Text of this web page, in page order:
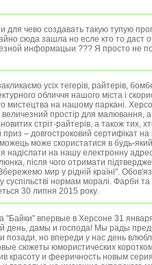
чево создавать такую тупую
сюда зашла но есле кто то даст
информацыи ??? Я просто не
усіх тегерів, райтерів,
обличчя нашого міста і
мистецтва на нашому паркані.
величезний простір для малювання,
стріт-райтерів, а також тих,
– довгостроковий сертифікат
може скористатися в будь-
надіслати на нашу електронну
після чого отримати
мир у рідній країні".
нормам моралі. Фарби
30 липня 2015 року.
"Байки" впервые в Херсоне 31
день, дамы и господа! Мы рады
позади, но впереди у нас день
сюжеты юмористических
красоту и фееричность новым